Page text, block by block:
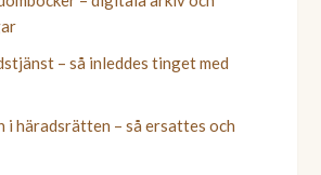
– så inleddes tinget med
i häradsrätten – så ersattes och